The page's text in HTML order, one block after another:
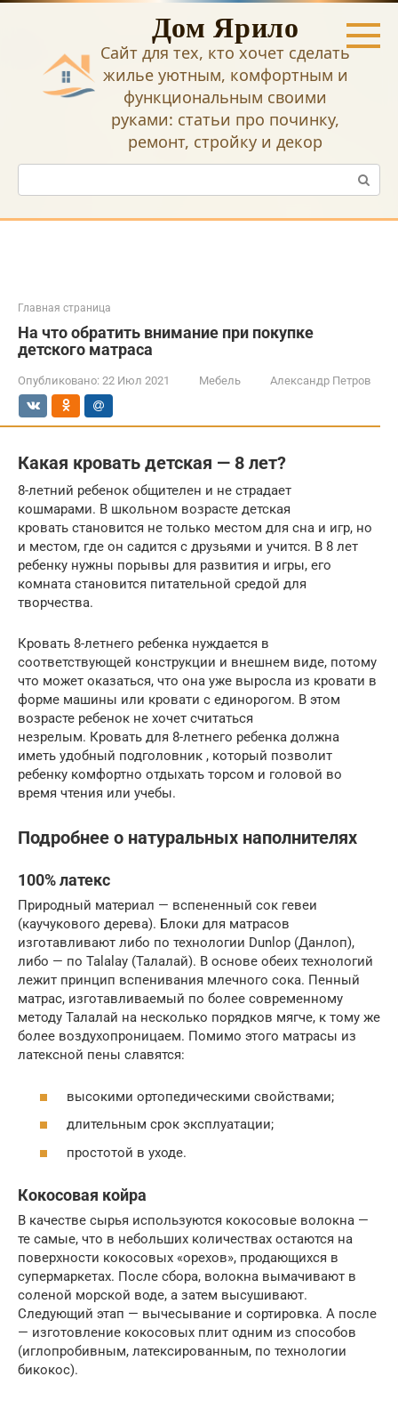
Перейти
Дом Ярило
Сайт для тех, кто хочет сделать
жилье уютным, комфортным и
функциональным своими
руками: статьи про починку,
ремонт, стройку и декор
Поиск:
Главная страница
На что обратить внимание при покупке
детского матраса
Опубликовано: 22 Июл 2021 Мебель Александр Петров
Какая кровать детская — 8 лет?
8-летний ребенок общителен и не страдает
кошмарами. В школьном возрасте детская
кровать становится не только местом для сна и игр, но
и местом, где он садится с друзьями и учится. В 8 лет
ребенку нужны порывы для развития и игры, его
комната становится питательной средой для
творчества.
Кровать 8-летнего ребенка нуждается в
соответствующей конструкции и внешнем виде, потому
что может оказаться, что она уже выросла из кровати в
форме машины или кровати с единорогом. В этом
возрасте ребенок не хочет считаться
незрелым. Кровать для 8-летнего ребенка должна
иметь удобный подголовник , который позволит
ребенку комфортно отдыхать торсом и головой во
время чтения или учебы.
Подробнее о натуральных наполнителях
100% латекс
Природный материал — вспененный сок гевеи
(каучукового дерева). Блоки для матрасов
изготавливают либо по технологии Dunlop (Данлоп),
либо — по Talalay (Талалай). В основе обеих технологий
лежит принцип вспенивания млечного сока. Пенный
матрас, изготавливаемый по более современному
методу Талалай на несколько порядков мягче, к тому же
более воздухопроницаем. Помимо этого матрасы из
латексной пены славятся:
высокими ортопедическими свойствами;
длительным срок эксплуатации;
простотой в уходе.
Кокосовая койра
В качестве сырья используются кокосовые волокна —
те самые, что в небольших количествах остаются на
поверхности кокосовых «орехов», продающихся в
супермаркетах. После сбора, волокна вымачивают в
соленой морской воде, а затем высушивают.
Следующий этап — вычесывание и сортировка. А после
— изготовление кокосовых плит одним из способов
(иглопробивным, латексированным, по технологии
бикокос).